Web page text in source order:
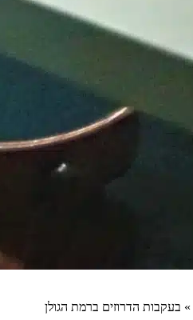
» בעקבות הדרוזים ברמת הגולן